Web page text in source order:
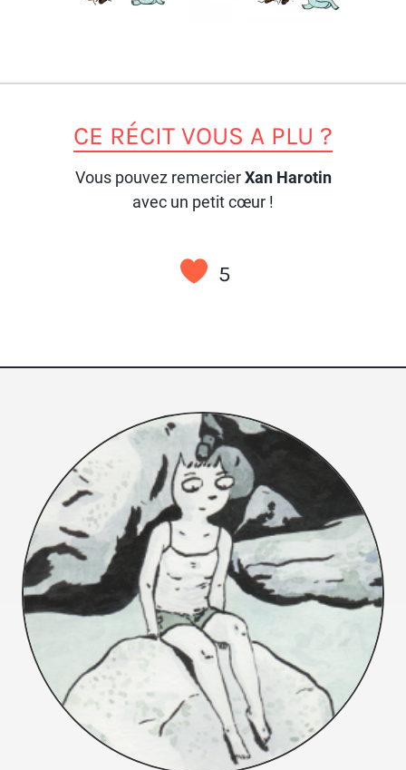
CE RÉCIT VOUS A PLU ?
Vous pouvez remercierXan Harotin
avec un petit cœur !
5